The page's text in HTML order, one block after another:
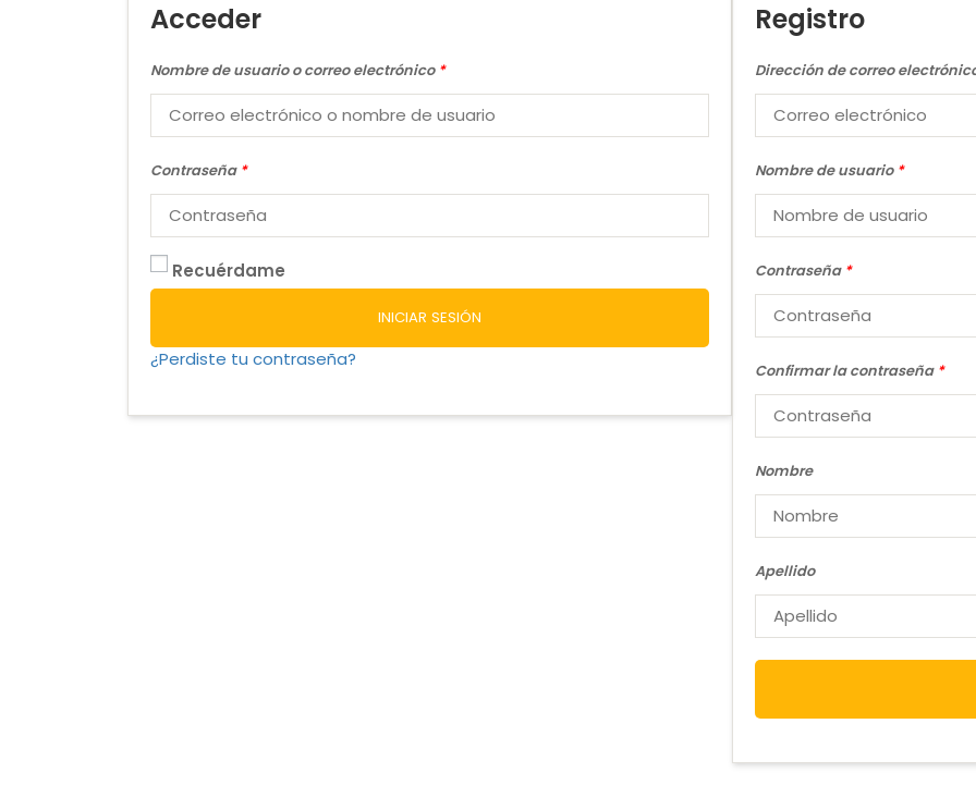
Acceder
Nombre de usuario o correo electrónico *
Contraseña *
Recuérdame
INICIAR SESIÓN
¿Perdiste tu contraseña?
Registro
Dirección de correo
Nombre de usuario *
Contraseña *
Confirmar la contraseña *
Nombre
Apellido